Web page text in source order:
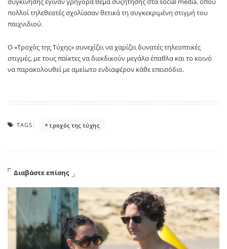
πολλοί τηλεθεατές σχολίασαν θετικά τη συγκεκριμένη στιγμή του
παιχνιδιού.
Ο «Τροχός της Τύχης» συνεχίζει να χαρίζει δυνατές τηλεοπτικές
στιγμές, με τους παίκτες να διεκδικούν μεγάλα έπαθλα και το κοινό
να παρακολουθεί με αμείωτο ενδιαφέρον κάθε επεισόδιο.
TAGS: τροχός της τύχης
Διαβάστε επίσης